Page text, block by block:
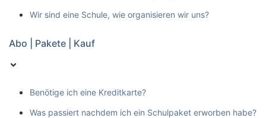
Wir sind eine Schule, wie organisieren wir uns?
Abo | Pakete | Kauf
Benötige ich eine Kreditkarte?
Was passiert nachdem ich ein Schulpaket erworben habe?